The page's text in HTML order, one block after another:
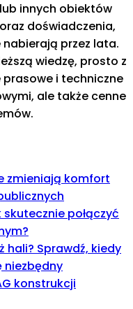
innych obiektów
doświadczenia,
przez lata.
wiedzę, prosto z
i techniczne
ale także cenne
zmieniają komfort
połączyć
hali? Sprawdź, kiedy
niezbędny
konstrukcji